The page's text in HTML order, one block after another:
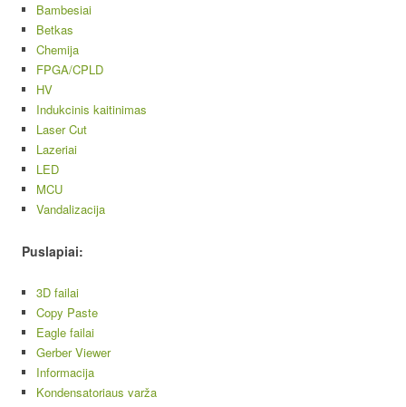
Bambesiai
Betkas
Chemija
FPGA/CPLD
HV
Indukcinis kaitinimas
Laser Cut
Lazeriai
LED
MCU
Vandalizacija
Puslapiai:
3D failai
Copy Paste
Eagle failai
Gerber Viewer
Informacija
Kondensatoriaus varža